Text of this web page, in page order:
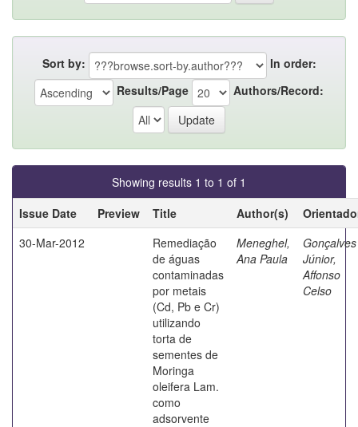
Sort by:
In order:
Results/Page
Authors/Record:
Showing results 1 to 1 of 1
Issue Date
Preview Title Author(s)
30-Mar-2012
Remediação
de águas
contaminadas
por metais
(Cd, Pb e Cr)
utilizando
torta de
sementes de
Moringa
oleifera Lam.
como
adsorvente
Meneghel,
Ana Paula
Gonçalves
Júnior,
Affonso
Celso